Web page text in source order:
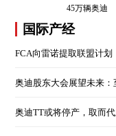
45万辆奥迪
国际产经
FCA向雷诺提取联盟计
奥迪股东大会展望未来
奥迪TT或将停产，取而